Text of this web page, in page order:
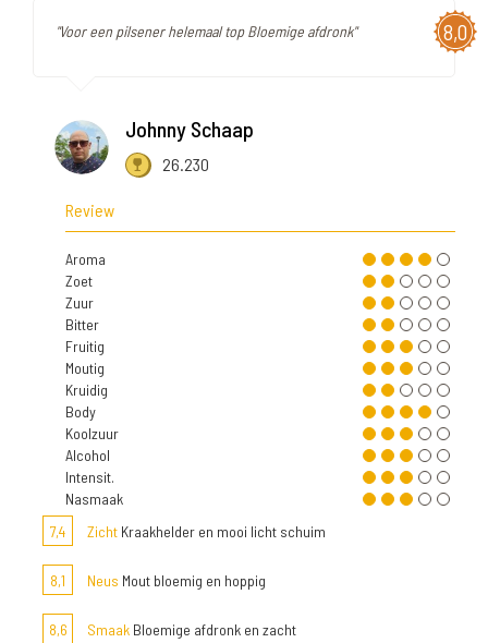
8,0
"Voor een pilsener helemaal top Bloemige afdronk"
Johnny Schaap
26.230
Review
Aroma
Zoet
Zuur
Bitter
Fruitig
Moutig
Kruidig
Body
Koolzuur
Alcohol
Intensit.
Nasmaak
7,4
Zicht Kraakhelder en mooi licht schuim
8,1 Neus Mout bloemig en hoppig
8,6 Smaak Bloemige afdronk en zacht